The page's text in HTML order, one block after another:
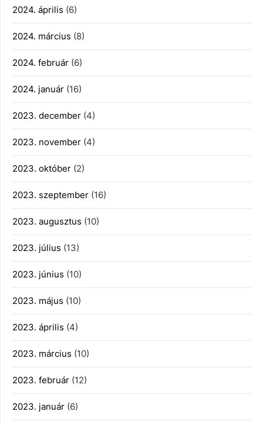
2024. április (6)
2024. március (8)
2024. február (6)
2024. január (16)
2023. december (4)
2023. november (4)
2023. október (2)
2023. szeptember (16)
2023. augusztus (10)
2023. július (13)
2023. június (10)
2023. május (10)
2023. április (4)
2023. március (10)
2023. február (12)
2023. január (6)